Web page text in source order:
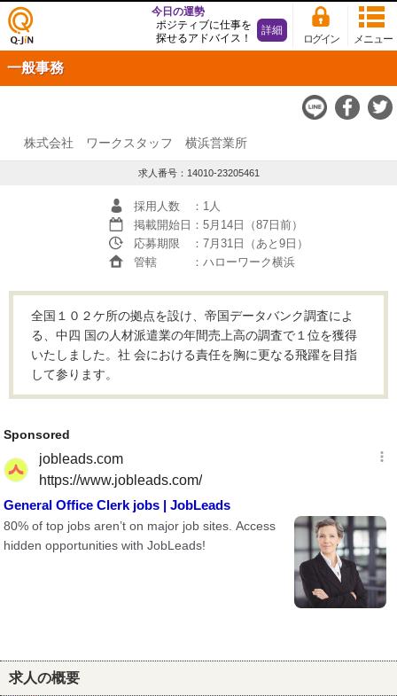
仕事
探し
の求
Q-JiN
メニュー
ログイン
今日の運勢
ポジティブに仕事を
探せるアドバイス！
詳細
一般事務
株式会社 ワークスタッフ 横浜営業所
求人番号：14010-23205461
採用人数
：1人
掲載開始日 ：5月14日（87日前）
応募期限
：7月31日（あと9日）
管轄
：ハローワーク横浜
全国１０２ケ所の拠点を設け、帝国データバンク調査によ
る、中四 国の人材派遣業の年間売上高の調査で１位を獲得
いたしました。社 会における責任を胸に更なる飛躍を目指
して参ります。
求人の概要